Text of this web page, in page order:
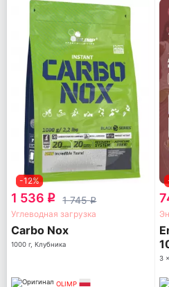
-12%
1 536 q 1 745q
Углеводная загрузка
Carbo Nox
1000 г, Клубника
OLIMP
3